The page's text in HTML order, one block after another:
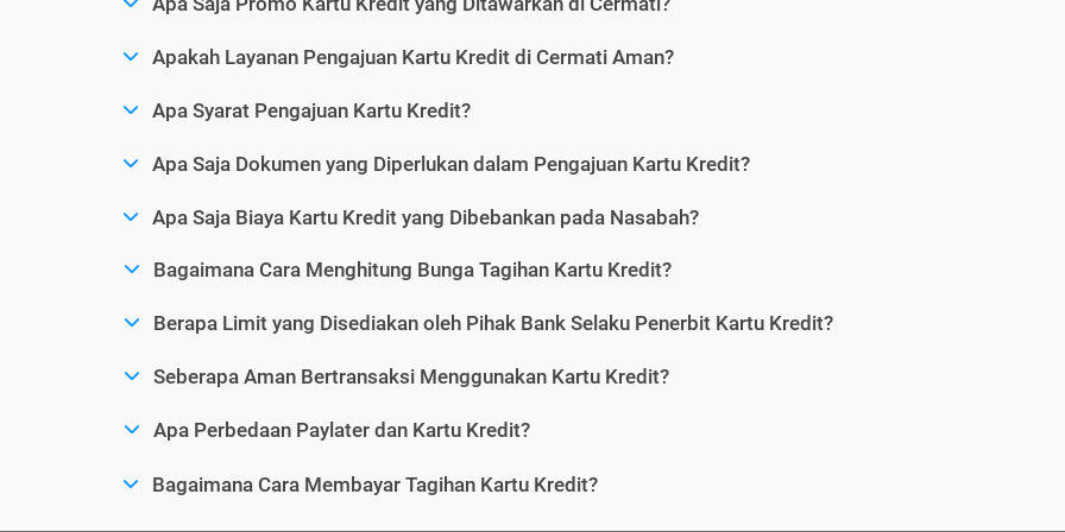
Apakah Layanan Pengajuan Kartu Kredit di Cermati Aman?
Apa Syarat Pengajuan Kartu Kredit?
Apa Saja Dokumen yang Diperlukan dalam Pengajuan Kartu Kredit?
Apa Saja Biaya Kartu Kredit yang Dibebankan pada Nasabah?
Bagaimana Cara Menghitung Bunga Tagihan Kartu Kredit?
Berapa Limit yang Disediakan oleh Pihak Bank Selaku Penerbit Kartu Kredit?
Seberapa Aman Bertransaksi Menggunakan Kartu Kredit?
Apa Perbedaan Paylater dan Kartu Kredit?
Bagaimana Cara Membayar Tagihan Kartu Kredit?